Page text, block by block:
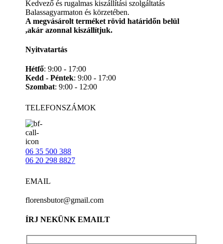
Kedvező és rugalmas kiszállítási szolgáltatás
Balassagyarmaton és körzetében.
A megvásárolt terméket rövid határidőn belül
,akár azonnal kiszállítjuk.
Nyitvatartás
Hétfő: 9:00 - 17:00
Kedd-Péntek: 9:00 - 17:00
Szombat: 9:00 - 12:00
TELEFONSZÁMOK
06 35 500 388
06 20 298 8827
EMAIL
florensbutor@gmail.com
ÍRJ NEKÜNK EMAILT